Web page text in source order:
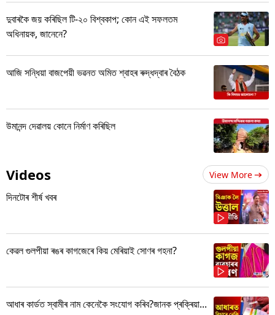
দুবাৰকৈ জয় কৰিছিল টি-২০ বিশ্বকাপ; কোন এই সফলতম
অধিনায়ক, জানেনে?
আজি সন্ধিয়া বাজপেয়ী ভৱনত অমিত শ্বাহৰ ৰুদ্ধদ্বাৰ বৈঠক
উমানন্দ দেৱালয় কোনে নিৰ্মাণ কৰিছিল
Videos View More
দিনটোৰ শীৰ্ষ খবৰ
কেৱল গুলপীয়া ৰঙৰ কাগজেৰে কিয় মেৰিয়াই সোণৰ গহনা?
আধাৰ কাৰ্ডত স্বামীৰ নাম কেনেকৈ সংযোগ কৰিব?জানক প্ৰক্ৰিয়া...